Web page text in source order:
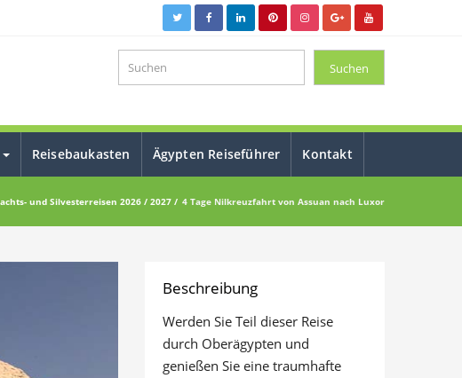
Reisebaukasten Ägypten Reiseführer Kontakt
und Silvesterreisen 2026 / 2027 4 Tage Nilkreuzfahrt von Assuan nach Luxor
Beschreibung
Werden Sie Teil dieser Reise
durch Oberägypten und
genießen Sie eine traumhafte